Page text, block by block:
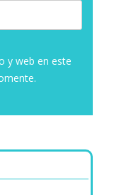
y web en este